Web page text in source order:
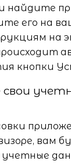
найдите
его на
на
кнопки
свои
вам